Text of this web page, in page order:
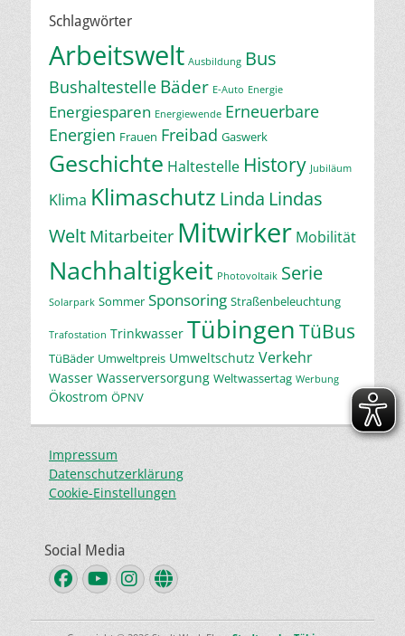
Schlagwörter
Arbeitswelt Ausbildung Bus
Bushaltestelle Bäder E-Auto Energie
Energiesparen Energiewende Erneuerbare
Energien Frauen Freibad Gaswerk
Geschichte Haltestelle History Jubiläum
Klima Klimaschutz Linda Lindas
Welt Mitarbeiter Mitwirker Mobilität
Nachhaltigkeit Photovoltaik Serie
Solarpark Sommer Sponsoring Straßenbeleuchtung
Trafostation Trinkwasser Tübingen TüBus
TüBäder Umweltpreis Umweltschutz Verkehr
Wasser Wasserversorgung Weltwassertag Werbung
Ökostrom ÖPNV
Impressum
Datenschutzerklärung
Cookie-Einstellungen
Social Media
Facebook
YouTube
Instagram
Website